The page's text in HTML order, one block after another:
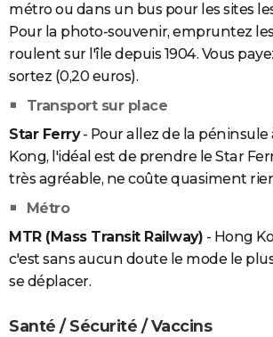
métro ou dans un bus pour les sites
Pour la photo-souvenir, empruntez
roulent sur l'île depuis 1904. Vous
sortez (0,20 euros).
Transport sur place
Star Ferry- Pour allez de la péninsule
Kong, l'idéal est de prendre le Star
très agréable, ne coûte quasiment
Métro
MTR (Mass Transit Railway) - Hong
c'est sans aucun doute le mode le
se déplacer.
Santé / Sécurité / Vaccins